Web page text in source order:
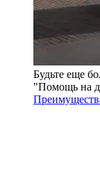
Будьте еще
"Помощь на